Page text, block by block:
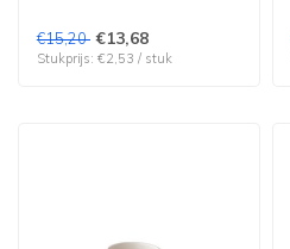
€15,20 €13,68
Stukprijs: €2,53 / stuk